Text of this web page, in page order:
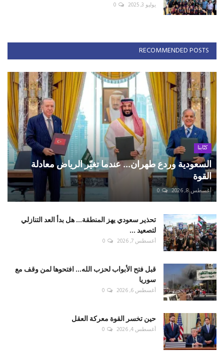
يوليو 3, 2025 0
RECOMMENDED POSTS
كتّابنا
السعودية وردع طهران... عندما تغيّر الرياض معادلة
القوة
أغسطس 8, 2026 0
تحذير سعودي يهز المنطقة... هل بدأ العد التنازلي
لتصعيد ...
أغسطس 7, 2026 0
قبل فتح الأبواب لحزب الله... افتحوها لمن وقف مع
سوريا
أغسطس 6, 2026 0
حين تخسر القوة معركة العقل
أغسطس 4, 2026 0